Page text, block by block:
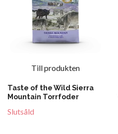
Till produkten
Taste of the Wild Sierra
Mountain Torrfoder
Slutsåld